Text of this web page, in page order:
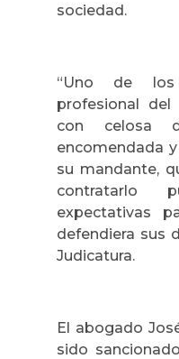
sociedad.
“Uno de
profesional del
con celosa
encomendada
su mandante,
contratarlo
expectativas
defendiera sus
Judicatura.
El abogado
sido